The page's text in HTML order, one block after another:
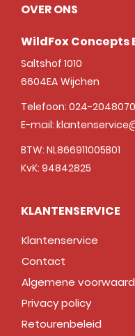
OVER ONS
WildFox Concepts
Saltshof 1010
6604EA Wijchen
Telefoon: 024-2048070
E-mail:
BTW: NL866911005B01
KvK: 94842825
KLANTENSERVICE
Klantenservice
Contact
Algemene
Privacy policy
Retourenbeleid